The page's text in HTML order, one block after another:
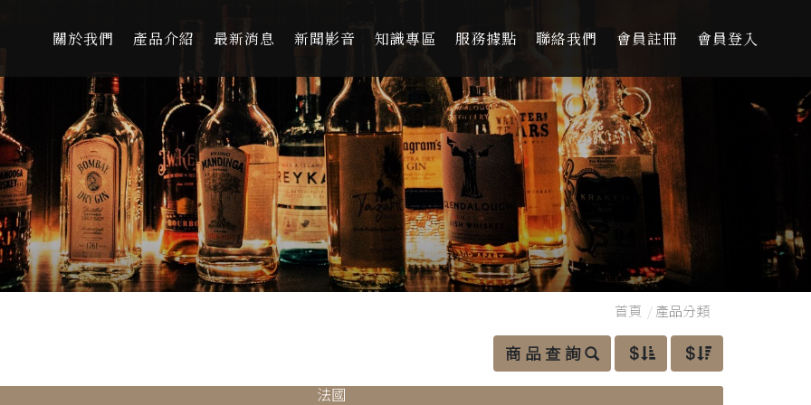
關於我們 產品介紹 最新消息 新聞影音 知識專區 服務據點 聯絡我們 會員註冊 會員登入
首頁 /產品分類
商 品 查 詢
法國